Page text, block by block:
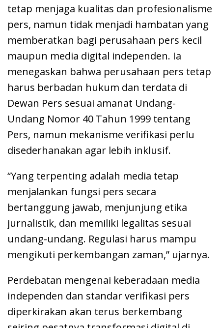
tetap menjaga kualitas dan profesionalisme
pers, namun tidak menjadi hambatan yang
memberatkan bagi perusahaan pers kecil
maupun media digital independen. Ia
menegaskan bahwa perusahaan pers tetap
harus berbadan hukum dan terdata di
Dewan Pers sesuai amanat Undang-
Undang Nomor 40 Tahun 1999 tentang
Pers, namun mekanisme verifikasi perlu
disederhanakan agar lebih inklusif.
“Yang terpenting adalah media tetap
menjalankan fungsi pers secara
bertanggung jawab, menjunjung etika
jurnalistik, dan memiliki legalitas sesuai
undang-undang. Regulasi harus mampu
mengikuti perkembangan zaman,” ujarnya.
Perdebatan mengenai keberadaan media
independen dan standar verifikasi pers
diperkirakan akan terus berkembang